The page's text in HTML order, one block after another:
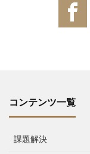
コンテンツ一覧
課題解決